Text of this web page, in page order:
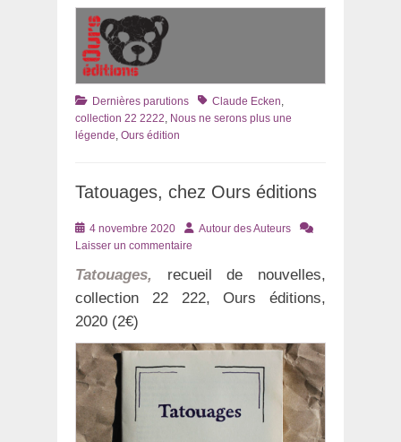
Catégories
Dernières parutions TagsClaude Ecken
collection 22 2222 Nous ne serons plus une
légende Ours édition
Tatouages, chez Ours éditions
Posté
le
4 novembre 2020 AuteurAutour des Auteurs
Laisser un commentaire
Tatouages, recueil de nouvelles,
collection 22 222, Ours éditions,
2020 (2€)